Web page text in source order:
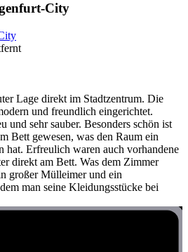
City
Lage direkt im Stadtzentrum. Die
und freundlich eingerichtet.
und sehr sauber. Besonders schön ist
Bett gewesen, was den Raum ein
hat. Erfreulich waren auch vorhandene
direkt am Bett. Was dem Zimmer
großer Mülleimer und ein
man seine Kleidungsstücke bei